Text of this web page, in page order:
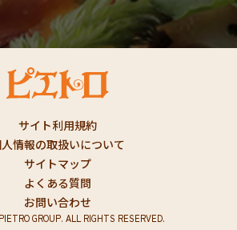
サイト利用規約
情報の取扱いについて
サイトマップ
よくある質問
お問い合わせ
GROUP. ALL RIGHTS RESERVED.